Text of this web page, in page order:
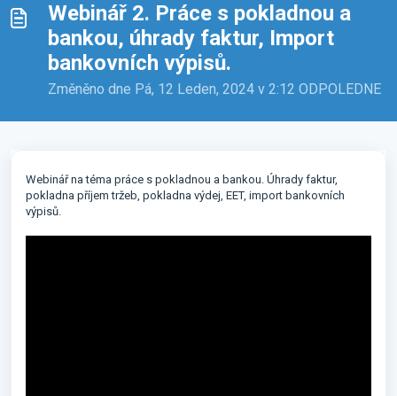
Webinář 2. Práce s pokladnou a
bankou, úhrady faktur, Import
bankovních výpisů.
Změněno dne Pá, 12 Leden, 2024 v 2:12 ODPOLEDNE
Webinář na téma práce s pokladnou a bankou. Úhrady faktur,
pokladna příjem tržeb, pokladna výdej, EET, import bankovních
výpisů.